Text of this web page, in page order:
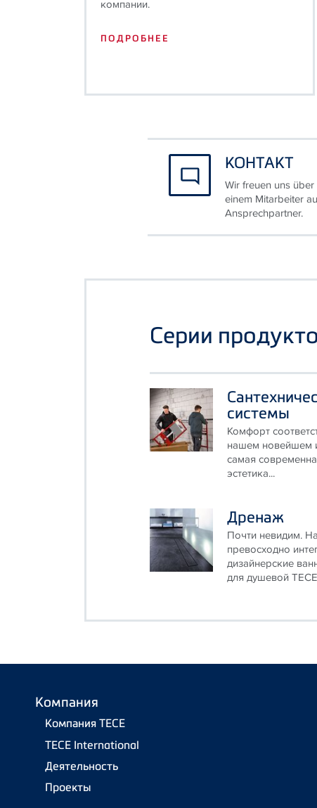
компании.
ПОДРОБНЕЕ
КОНТАКТ
Wir freuen uns
einem Mitarbeiter
Ansprechpartner.
Серии
системы
Комфорт
нашем новейшем
самая
эстетика...
Дренаж
Почти невидим.
превосходно
дизайнерские
для душевой
Компания
Компания TECE
TECE International
Деятельность
Проекты